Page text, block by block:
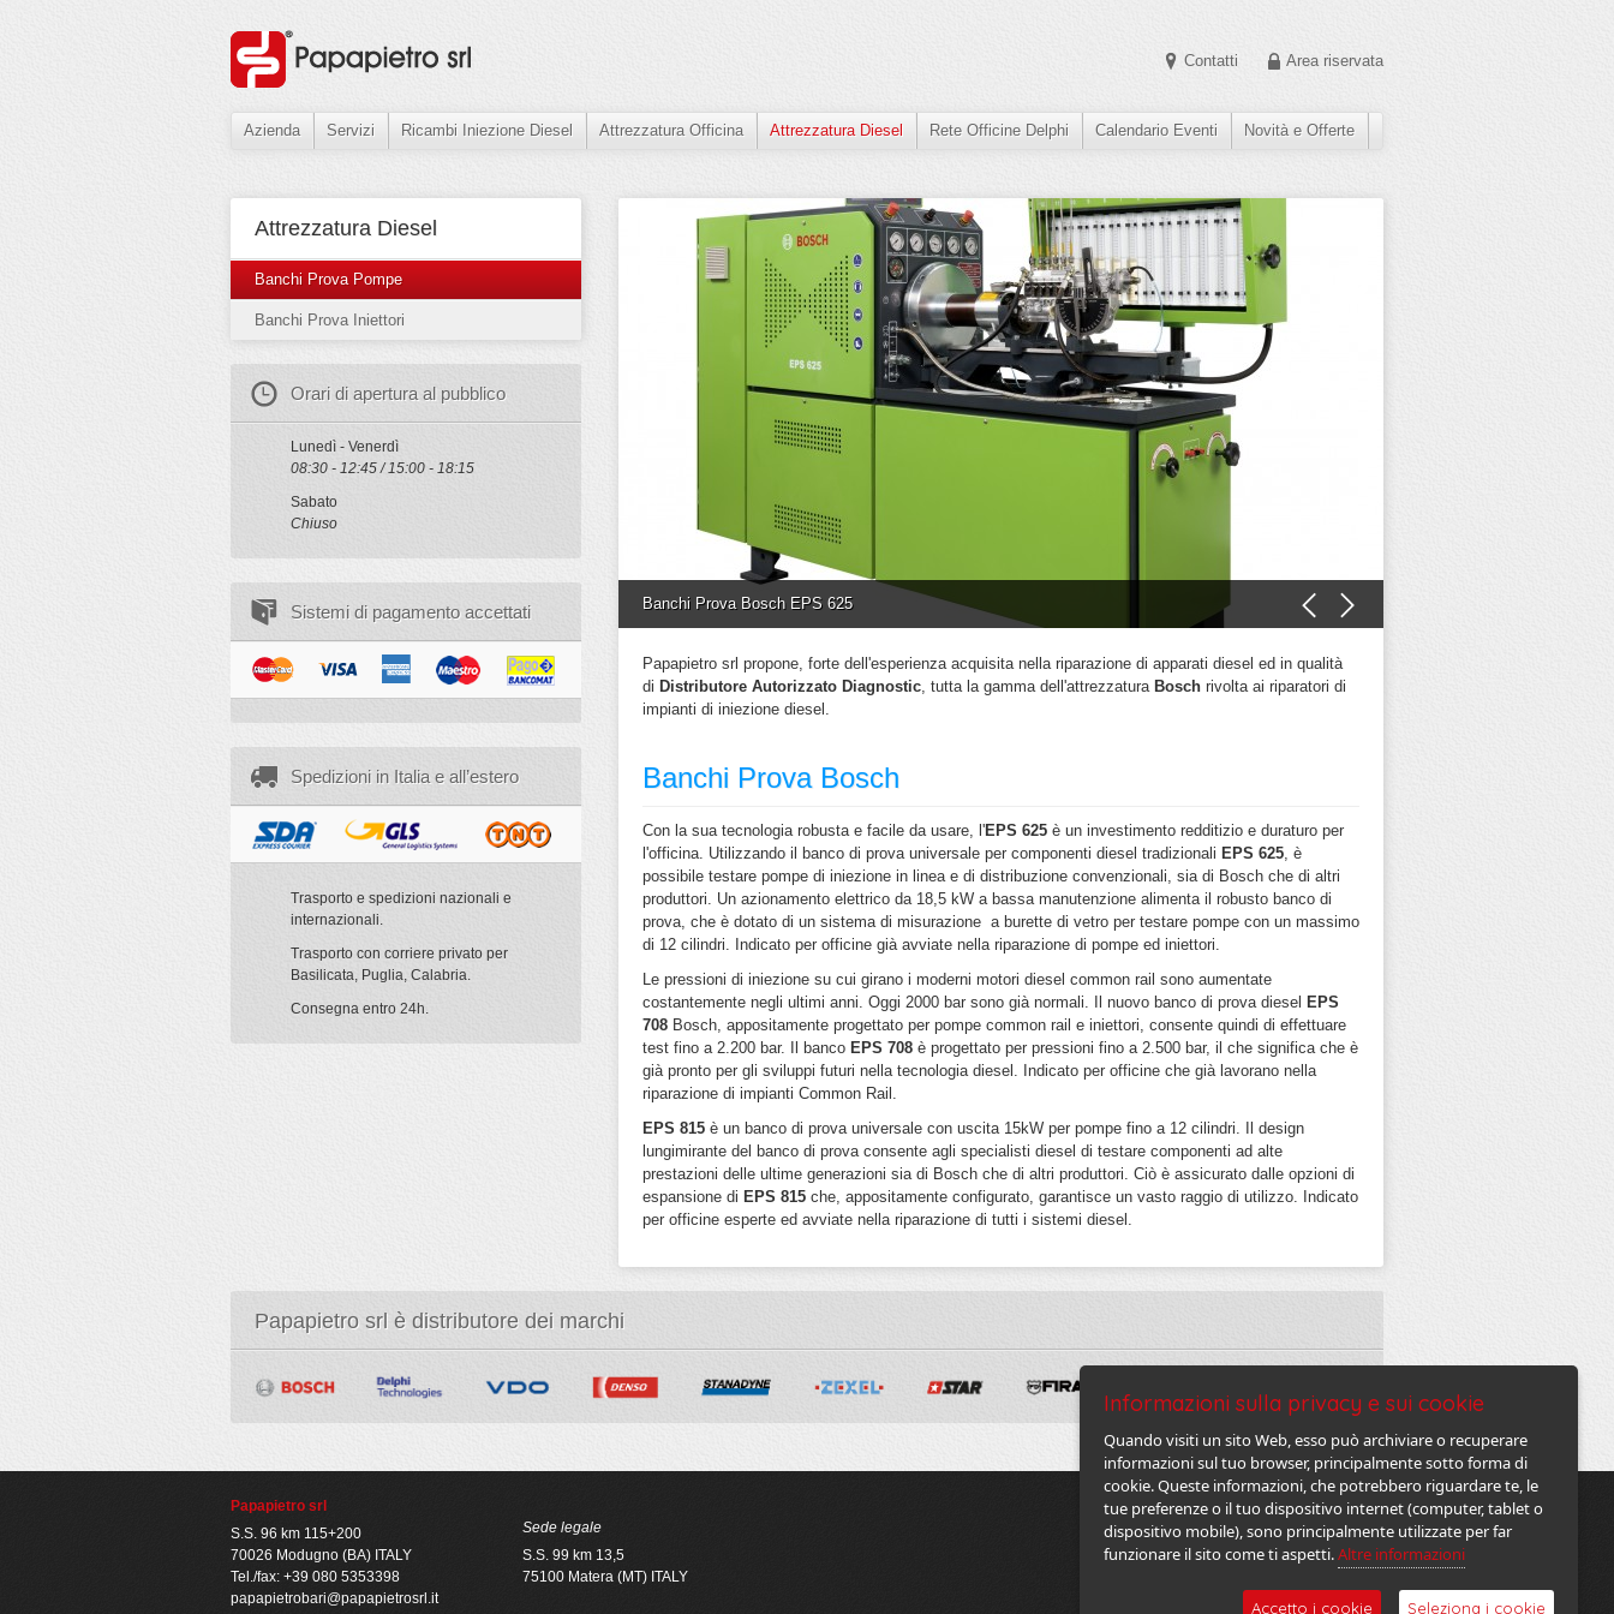
Contatti Area riservata
Azienda Servizi Ricambi Iniezione Diesel Attrezzatura Officina Attrezzatura Diesel Rete Officine Delphi Calendario Eventi Novità e Offerte
Attrezzatura Diesel
Banchi Prova Pompe
Banchi Prova Iniettori
Orari di apertura al pubblico
Lunedì - Venerdì
08:30 - 12:45 / 15:00 - 18:15
Sabato
Chiuso
Sistemi di pagamento accettati
Spedizioni in Italia e all’estero
Trasporto e spedizioni nazionali e
internazionali.
Trasporto con corriere privato per
Basilicata, Puglia, Calabria.
Consegna entro 24h.
Banchi Prova Bosch EPS 625
Papapietro srl propone, forte dell'esperienza acquisita nella riparazione di apparati diesel ed in qualità
di Distributore Autorizzato Diagnostic, tutta la gamma dell'attrezzatura Bosch rivolta ai riparatori di
impianti di iniezione diesel .
Banchi Prova Bosch
Con la sua tecnologia robusta e facile da usare, l'EPS 625 è un investimento redditizio e duraturo per
l'officina. Utilizzando il banco di prova universale per componenti diesel tradizionali EPS 625, è
possibile testare pompe di iniezione in linea e di distribuzione convenzionali, sia di Bosch che di altri
produttori. Un azionamento elettrico da 18,5 kW a bassa manutenzione alimenta il robusto banco di
prova, che è dotato di un sistema di misurazione a burette di vetro per testare pompe con un massimo
di 12 cilindri. Indicato per officine già avviate nella riparazione di pompe ed iniettori.
Le pressioni di iniezione su cui girano i moderni motori diesel common rail sono aumentate
costantemente negli ultimi anni. Oggi 2000 bar sono già normali. Il nuovo banco di prova diesel EPS
708 Bosch, appositamente progettato per pompe common rail e iniettori, consente quindi di effettuare
test fino a 2.200 bar. Il banco EPS 708 è progettato per pressioni fino a 2.500 bar, il che significa che è
già pronto per gli sviluppi futuri nella tecnologia diesel. Indicato per officine che già lavorano nella
riparazione di impianti Common Rail.
EPS 815 è un banco di prova universale con uscita 15kW per pompe fino a 12 cilindri. Il design
lungimirante del banco di prova consente agli specialisti diesel di testare componenti ad alte
prestazioni delle ultime generazioni sia di Bosch che di altri produttori. Ciò è assicurato dalle opzioni di
espansione di EPS 815 che, appositamente configurato, garantisce un vasto raggio di utilizzo. Indicato
per officine esperte ed avviate nella riparazione di tutti i sistemi diesel.
Papapietro srl è distributore dei marchi
Papapietro srl
S.S. 96 km 115+200
70026 Modugno (BA) ITALY
Tel./fax: +39 080 5353398
papapietrobari@papapietrosrl.it
Sede legale
S.S. 99 km 13,5
75100 Matera (MT) ITALY
Contatti
Area riservata
Informazioni sulla privacy e sui cookie
Quando visiti un sito Web, esso può archiviare o recuperare
informazioni sul tuo browser, principalmente sotto forma di
cookie. Queste informazioni, che potrebbero riguardare te, le
tue preferenze o il tuo dispositivo internet (computer, tablet o
dispositivo mobile), sono principalmente utilizzate per far
funzionare il sito come ti aspetti.Altre informazioni
Accetto i cookie Seleziona i cookie